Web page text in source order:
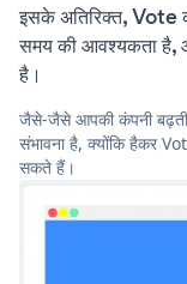
इसके अतिरिक्त,
समय की आवश्यकता है,
है।
जैसे-जैसे आपकी कंपनी बढ़ती
संभावना है, क्योंकि हैकर
सकते हैं।